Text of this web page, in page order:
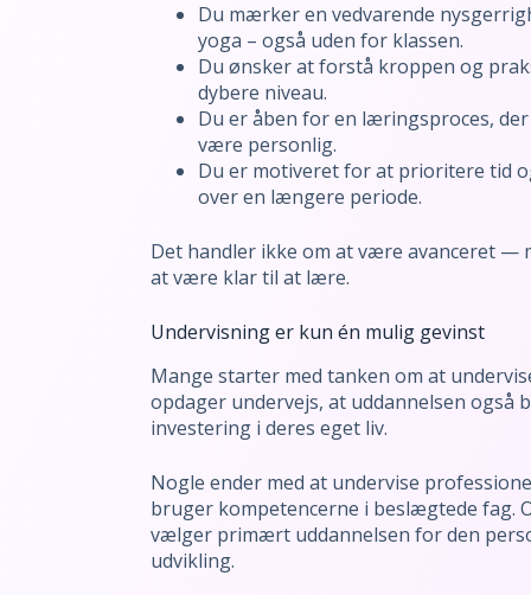
Du mærker en vedvarende
yoga – også uden for klassen.
Du ønsker at forstå kroppen og
dybere niveau.
Du er åben for en læringsproces,
være personlig.
Du er motiveret for at prioritere tid
over en længere periode.
Det handler ikke om at være avanceret —
at være klar til at lære.
Undervisning er kun én mulig gevinst
Mange starter med tanken om at
opdager undervejs, at uddannelsen også
investering i deres eget liv.
Nogle ender med at undervise
bruger kompetencerne i beslægtede fag.
vælger primært uddannelsen for den
udvikling.